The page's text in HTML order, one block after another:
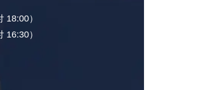
18:00）
16:30）